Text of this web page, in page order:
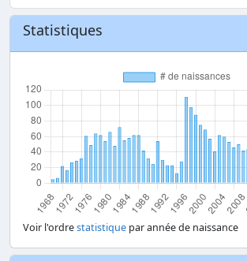
Statistiques
Voir l'ordrestatistique par année de naissance